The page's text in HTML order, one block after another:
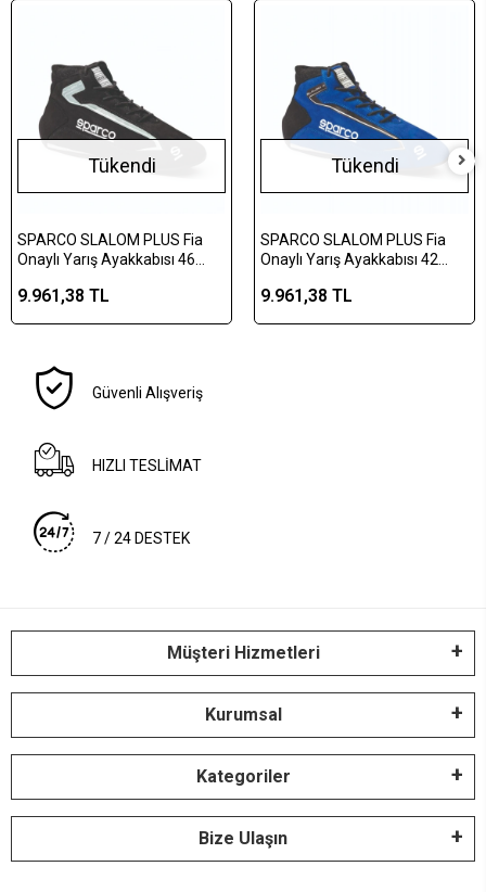
Tükendi
SPARCO SLALOM PLUS Fia
Onaylı Yarış Ayakkabısı 46
9.961,38 TL
Tükendi
SPARCO SLALOM PLUS Fia
Onaylı Yarış Ayakkabısı 42
9.961,38 TL
Güvenli Alışveriş
HIZLI TESLİMAT
7 / 24 DESTEK
Müşteri Hizmetleri
Kurumsal
Kategoriler
Bize Ulaşın